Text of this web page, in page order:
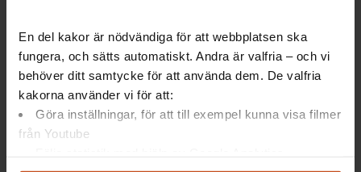
En del kakor är nödvändiga för att webbplatsen ska
fungera, och sätts automatiskt. Andra är valfria – och vi
behöver ditt samtycke för att använda dem. De valfria
kakorna använder vi för att:
Göra inställningar, för att till exempel kunna visa filmer
från Youtube
Slutbetänkandet innehåller inga förslag om nya lagar eller
lagändringar och behöver därför inte passera riksdagens så
kallade lagråd. Regeringskansliet uppger att de redan börjat
arbeta med utredningens förslag.